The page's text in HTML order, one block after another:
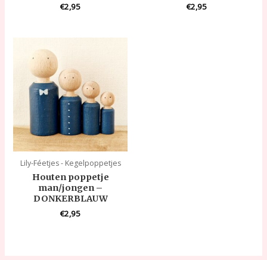
€2,95
€2,95
Lily-Féetjes - Kegelpoppetjes
Houten poppetje
man/jongen –
DONKERBLAUW
€2,95